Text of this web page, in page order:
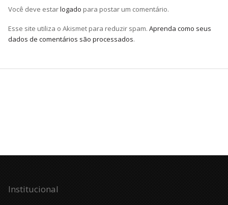
Você deve estarlogado para postar um comentário.
Esse site utiliza o Akismet para reduzir spam. Aprenda como seus
dados de comentários são processados.
Institucional